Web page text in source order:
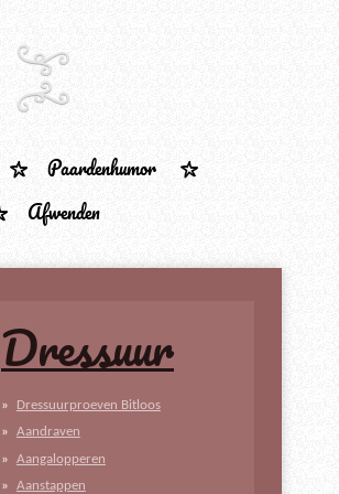
Paardenhumor
Afwenden
Dressuur
Dressuurproeven Bitloos
Aandraven
Aangalopperen
Aanstappen